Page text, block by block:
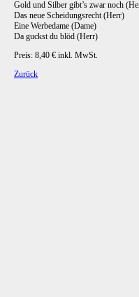
Gold und Silber gibt’s zwar noch
Das neue Scheidungsrecht (Herr)
Eine Werbedame (Dame)
Da guckst du blöd (Herr)
Preis: 8,40 € inkl. MwSt.
Zurück